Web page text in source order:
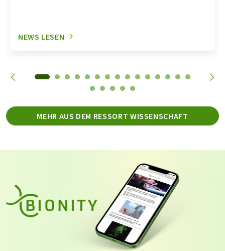
NEWS LESEN
MEHR AUS DEM RESSORT WISSENSCHAFT